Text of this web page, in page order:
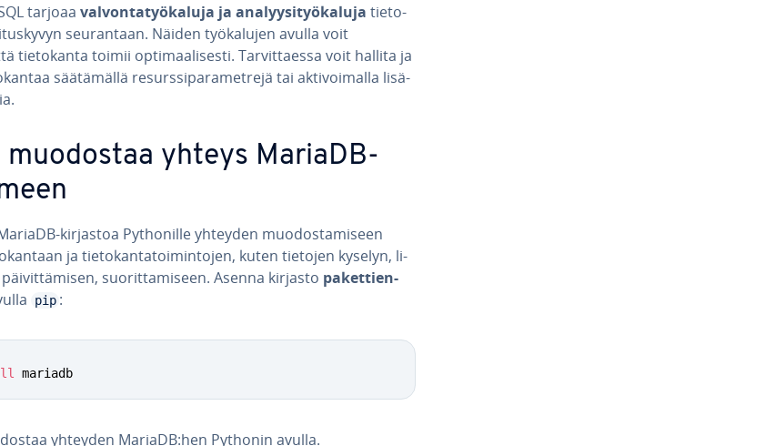
tarjoaa val­von­ta­työ­ka­lu­ja ja ana­lyy­si­työ­ka­lu­ja tie­to­
seu­ran­taan. Näiden työ­ka­lu­jen avulla voit
tie­to­kan­ta toimii op­ti­maa­li­ses­ti. Tar­vit­taes­sa voit hallita ja
sää­tä­mäl­lä re­surs­si­pa­ra­met­re­jä tai ak­ti­voi­mal­la li­sä­
muodostaa yhteys MariaDB-
kirjastoa Pyt­ho­nil­le yhteyden muo­dos­ta­mi­seen
ja tie­to­kan­ta­toi­min­to­jen, kuten tietojen kyselyn, li­
suo­rit­ta­mi­seen. Asenna kirjasto pa­ket­tien­
pip :
mariadb
yhteyden MariaDB:hen Pythonin avulla.